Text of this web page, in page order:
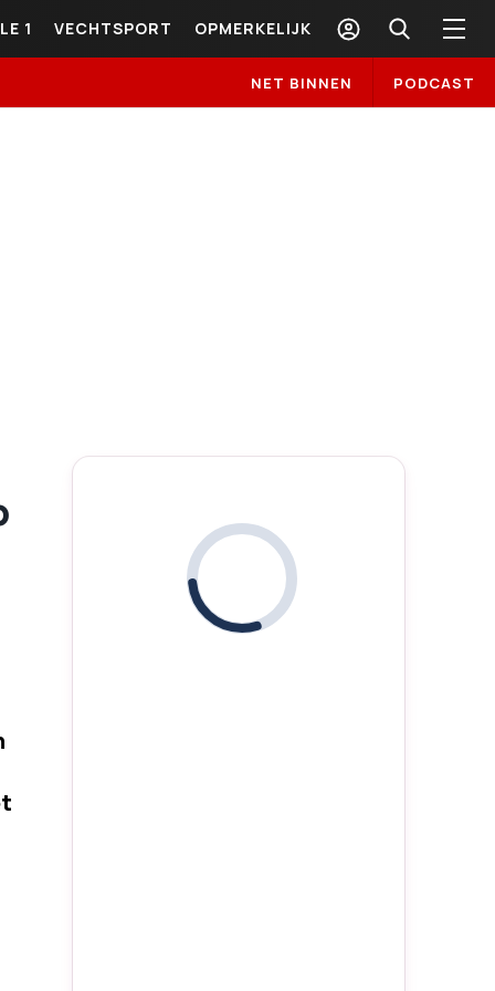
1 VECHTSPORT OPMERKELIJK
NET BINNEN PODCAST